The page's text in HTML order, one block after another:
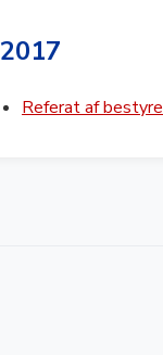
2017
Referat af